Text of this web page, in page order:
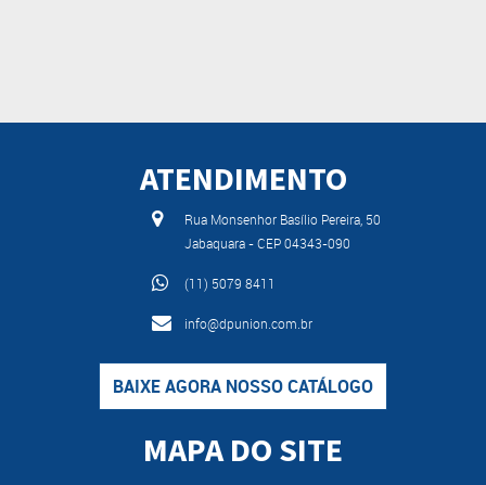
ATENDIMENTO
Rua Monsenhor Basílio Pereira, 50
Jabaquara - CEP 04343-090
(11) 5079 8411
info@dpunion.com.br
BAIXE AGORA NOSSO CATÁLOGO
MAPA DO SITE